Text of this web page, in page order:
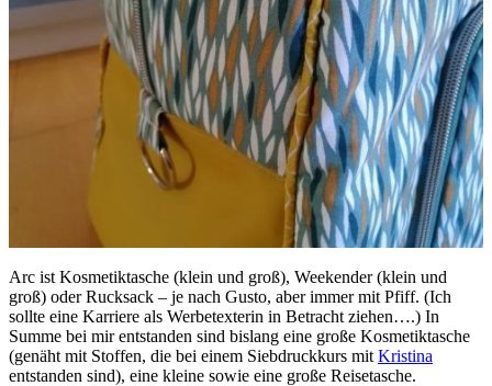
Arc ist Kosmetiktasche (klein und groß), Weekender (klein und
groß) oder Rucksack – je nach Gusto, aber immer mit Pfiff. (Ich
sollte eine Karriere als Werbetexterin in Betracht ziehen….) In
Summe bei mir entstanden sind bislang eine große Kosmetiktasche
(genäht mit Stoffen, die bei einem Siebdruckkurs mit Kristina
entstanden sind), eine kleine sowie eine große Reisetasche.